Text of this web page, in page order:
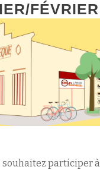
souhaitez participer